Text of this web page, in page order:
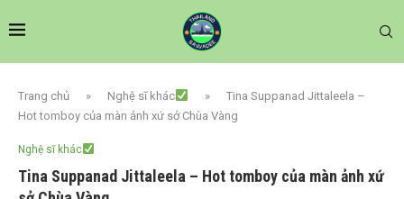
Trang chủ » Nghệ sĩ khác »
Tina Suppanad Jittaleela –
Hot tomboy của màn ảnh xứ sở Chùa Vàng
Nghệ sĩ khác
Tina Suppanad Jittaleela – Hot tomboy của màn ảnh xứ